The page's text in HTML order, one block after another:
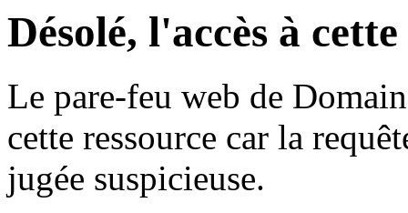
Désolé, l'accès à
Le pare-feu web de
cette ressource car la
jugée suspicieuse.